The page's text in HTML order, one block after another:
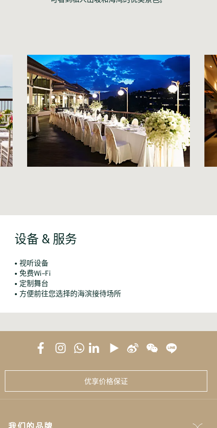
设备 & 服务
• 视听设备
• 免费Wi-Fi
• 定制舞台
• 方便前往您选择的海滨接待场所
优享价格保证
我们的品牌